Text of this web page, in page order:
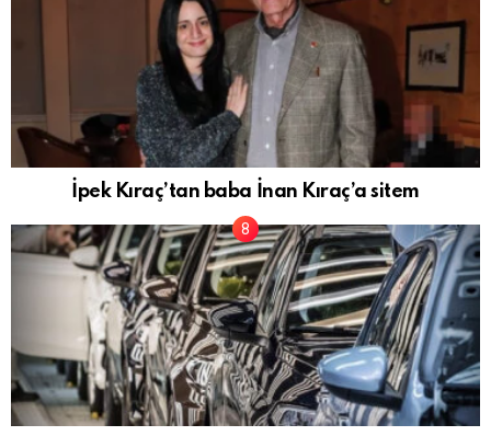
İpek Kıraç’tan baba İnan Kıraç’a sitem